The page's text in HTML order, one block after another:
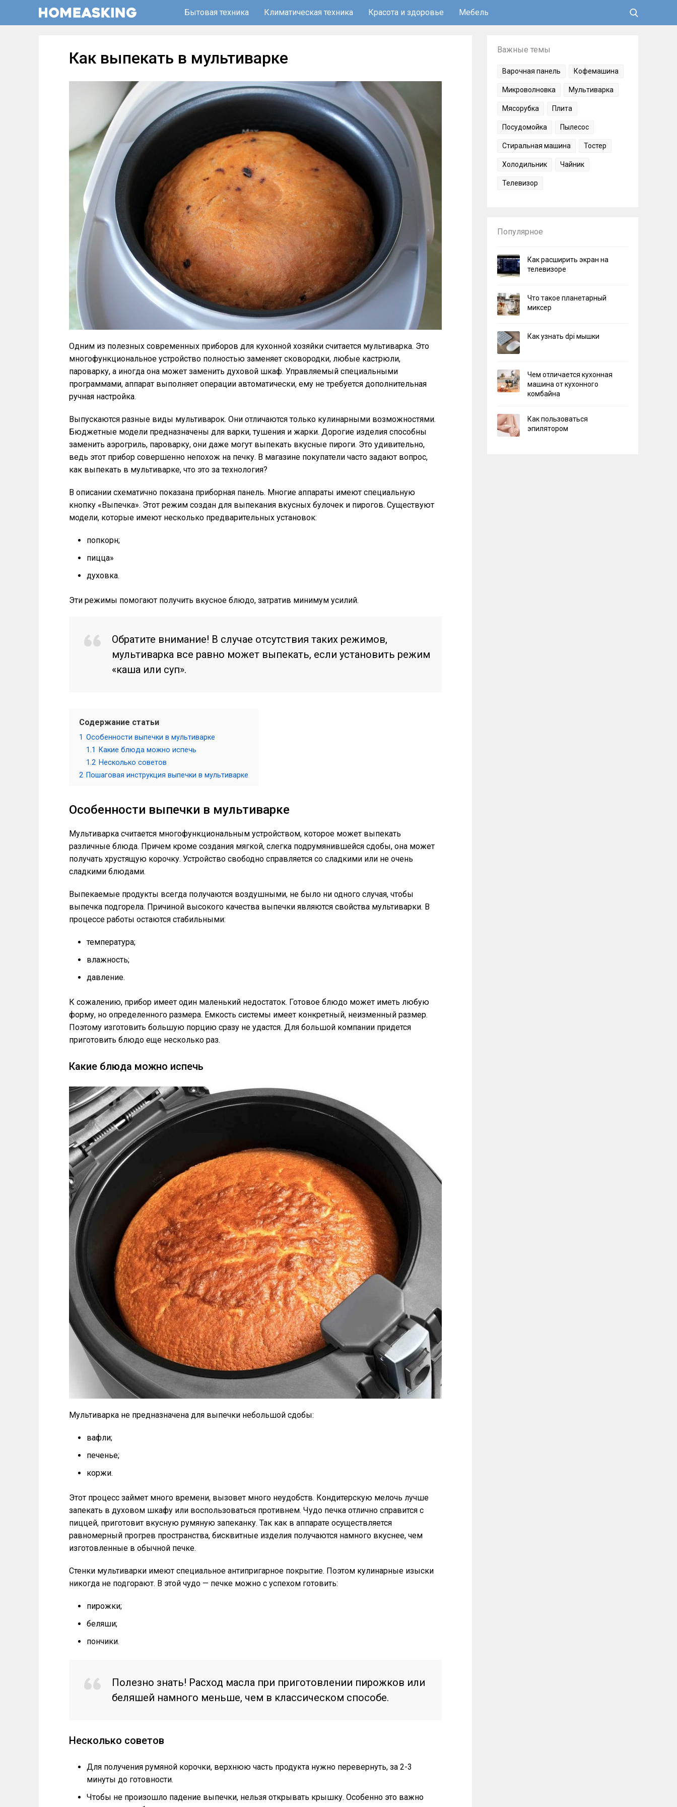
Бытовая техника Климатическая техника Красота и здоровье Мебель
Как выпекать в мультиварке
Одним из полезных современных приборов для кухонной хозяйки считается мультиварка. Это
многофункциональное устройство полностью заменяет сковородки, любые кастрюли,
пароварку, а иногда она может заменить духовой шкаф. Управляемый специальными
программами, аппарат выполняет операции автоматически, ему не требуется дополнительная
ручная настройка.
Выпускаются разные виды мультиварок. Они отличаются только кулинарными возможностями.
Бюджетные модели предназначены для варки, тушения и жарки. Дорогие изделия способны
заменить аэрогриль, пароварку, они даже могут выпекать вкусные пироги. Это удивительно,
ведь этот прибор совершенно непохож на печку. В магазине покупатели часто задают вопрос,
как выпекать в мультиварке, что это за технология?
В описании схематично показана приборная панель. Многие аппараты имеют специальную
кнопку «Выпечка». Этот режим создан для выпекания вкусных булочек и пирогов. Существуют
модели, которые имеют несколько предварительных установок:
попкорн;
пицца»
духовка.
Эти режимы помогают получить вкусное блюдо, затратив минимум усилий.
Обратите внимание! В случае отсутствия таких режимов,
мультиварка все равно может выпекать, если установить режим
«каша или суп».
Содержание статьи
1 Особенности выпечки в мультиварке
1.1
Какие блюда можно испечь
1.2 Несколько советов
2 Пошаговая инструкция выпечки в мультиварке
Особенности выпечки в мультиварке
Мультиварка считается многофункциональным устройством, которое может выпекать
различные блюда. Причем кроме создания мягкой, слегка подрумянившейся сдобы, она может
получать хрустящую корочку. Устройство свободно справляется со сладкими или не очень
сладкими блюдами.
Выпекаемые продукты всегда получаются воздушными, не было ни одного случая, чтобы
выпечка подгорела. Причиной высокого качества выпечки являются свойства мультиварки. В
процессе работы остаются стабильными:
температура;
влажность;
давление.
К сожалению, прибор имеет один маленький недостаток. Готовое блюдо может иметь любую
форму, но определенного размера. Емкость системы имеет конкретный, неизменный размер.
Поэтому изготовить большую порцию сразу не удастся. Для большой компании придется
приготовить блюдо еще несколько раз.
Какие блюда можно испечь
Мультиварка не предназначена для выпечки небольшой сдобы:
вафли;
печенье;
коржи.
Этот процесс займет много времени, вызовет много неудобств. Кондитерскую мелочь лучше
запекать в духовом шкафу или воспользоваться противнем. Чудо печка отлично справится с
пиццей, приготовит вкусную румяную запеканку. Так как в аппарате осуществляется
равномерный прогрев пространства, бисквитные изделия получаются намного вкуснее, чем
изготовленные в обычной печке.
Стенки мультиварки имеют специальное антипригарное покрытие. Поэтом кулинарные изыски
никогда не подгорают. В этой чудо — печке можно с успехом готовить:
пирожки;
беляши;
пончики.
Полезно знать! Расход масла при приготовлении пирожков или
беляшей намного меньше, чем в классическом способе.
Несколько советов
Для получения румяной корочки, верхнюю часть продукта нужно перевернуть, за 2-3
минуты до готовности.
Чтобы не произошло падение выпечки, нельзя открывать крышку. Особенно это важно
Важные темы
Варочная панель Кофемашина
Микроволновка Мультиварка
Мясорубка Плита
Посудомойка Пылесос
Стиральная машина Тостер
Холодильник Чайник
Телевизор
Популярное
Как расширить экран на
телевизоре
Что такое планетарный
миксер
Как узнать dpi мышки
Чем отличается кухонная
машина от кухонного
комбайна
Как пользоваться
эпилятором